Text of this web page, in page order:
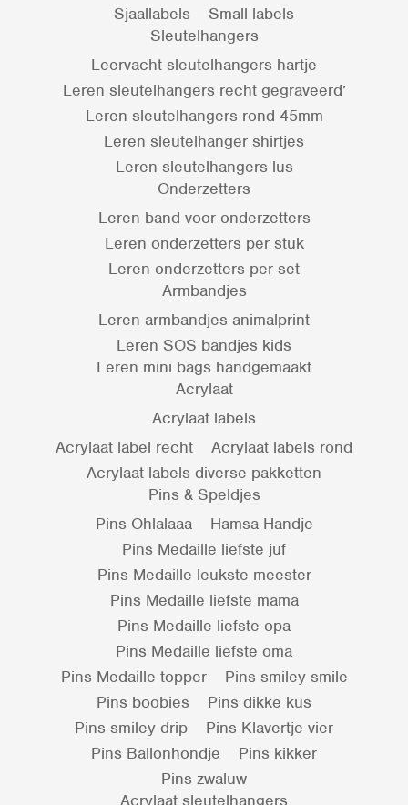
Sjaallabels
Small labels
Sleutelhangers
Leervacht sleutelhangers hartje
Leren sleutelhangers recht gegraveerd’
Leren sleutelhangers rond 45mm
Leren sleutelhanger shirtjes
Leren sleutelhangers lus
Onderzetters
Leren band voor onderzetters
Leren onderzetters per stuk
Leren onderzetters per set
Armbandjes
Leren armbandjes animalprint
Leren SOS bandjes kids
Leren mini bags handgemaakt
Acrylaat
Acrylaat labels
Acrylaat label recht
Acrylaat labels rond
Acrylaat labels diverse pakketten
Pins & Speldjes
Pins Ohlalaaa
Hamsa Handje
Pins Medaille liefste juf
Pins Medaille leukste meester
Pins Medaille liefste mama
Pins Medaille liefste opa
Pins Medaille liefste oma
Pins Medaille topper
Pins smiley smile
Pins boobies
Pins dikke kus
Pins smiley drip
Pins Klavertje vier
Pins Ballonhondje
Pins kikker
Pins zwaluw
Acrylaat sleutelhangers